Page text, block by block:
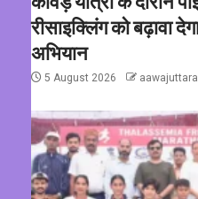
रीसाइक्लिंग को बढ़ावा
अभियान
5 August 2026